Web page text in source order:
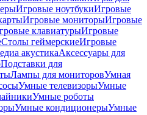
Игровые ноутбукиИгровые
Игровые мониторыИгровые
клавиатурыИгровые
Столы геймерскиеИгровые
акустикаАксессуары для
Подставки для
Лампы для мониторовУмная
Умные телевизорыУмные
Умные роботы
Умные кондиционерыУмные